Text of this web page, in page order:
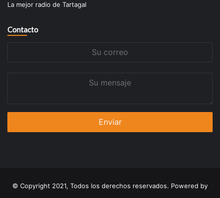
La mejor radio de Tartagal
Contacto
© Copyright 2021, Todos los derechos reservados. Powered by